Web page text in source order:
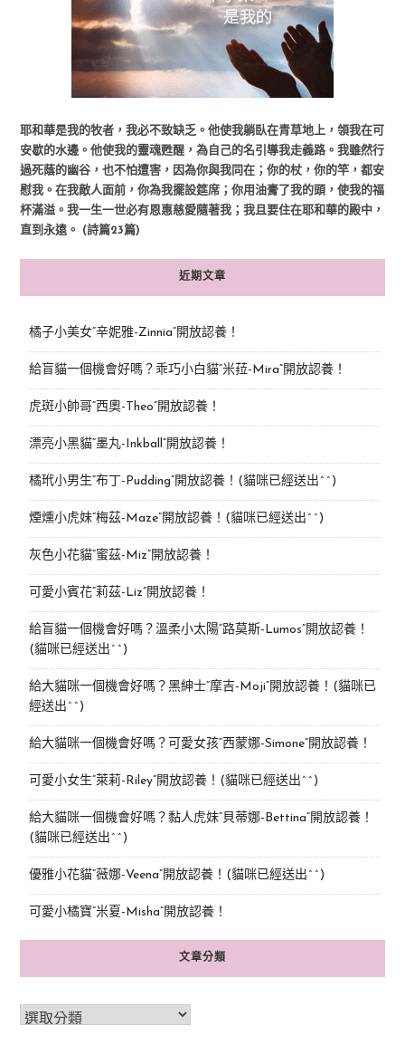
耶和華是我的牧者，我必不致缺乏。他使我躺臥在青草地上，領我在可
安歇的水邊。他使我的靈魂甦醒，為自己的名引導我走義路。我雖然行
過死蔭的幽谷，也不怕遭害，因為你與我同在；你的杖，你的竿，都安
慰我。在我敵人面前，你為我擺設筵席；你用油膏了我的頭，使我的福
杯滿溢。我一生一世必有恩惠慈愛隨著我；我且要住在耶和華的殿中，
直到永遠。 (詩篇23篇)
近期文章
橘子小美女“辛妮雅-Zinnia”開放認養！
給盲貓一個機會好嗎？乖巧小白貓“米菈-Mira”開放認養！
虎斑小帥哥“西奧-Theo”開放認養！
漂亮小黑貓“墨丸-Inkball”開放認養！
橘玳小男生“布丁-Pudding”開放認養！(貓咪已經送出^^)
煙燻小虎妹“梅茲-Maze”開放認養！(貓咪已經送出^^)
灰色小花貓“蜜茲-Miz”開放認養！
可愛小賓花“莉茲-Liz”開放認養！
給盲貓一個機會好嗎？溫柔小太陽“路莫斯-Lumos”開放認養！
(貓咪已經送出^^)
給大貓咪一個機會好嗎？黑紳士“摩吉-Moji”開放認養！(貓咪已
經送出^^)
給大貓咪一個機會好嗎？可愛女孩“西蒙娜-Simone“開放認養！
可愛小女生“萊莉-Riley”開放認養！(貓咪已經送出^^)
給大貓咪一個機會好嗎？黏人虎妹“貝蒂娜-Bettina”開放認養！
(貓咪已經送出^^)
優雅小花貓“薇娜-Veena”開放認養！(貓咪已經送出^^)
可愛小橘寶”米夏-Misha”開放認養！
文章分類